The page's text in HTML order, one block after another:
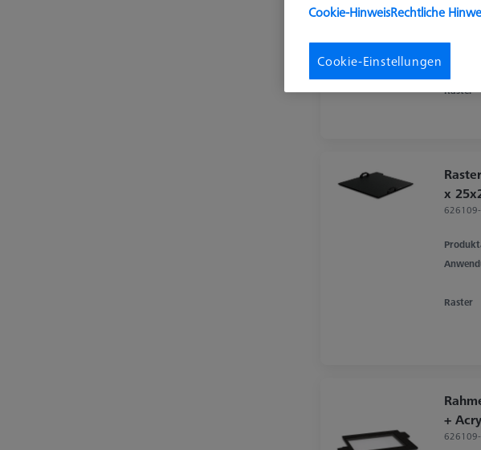
Raster
x
Raster
+
Cookie-HinweisRechtliche
Cookie-Einstellungen